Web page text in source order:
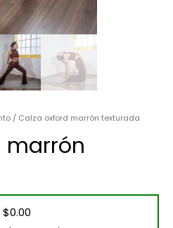
/ Calza oxford marrón texturada
marrón